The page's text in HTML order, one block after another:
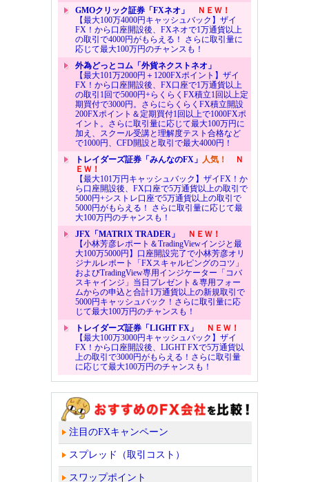
GMOクリック証券「FXネオ」
ＮＥＷ！
【最大100万4000円キャッシュバック】ザイ
FX！から口座開設後、FXネオで1万通貨以上
の取引で4000円がもらえる！ さらに取引量に
応じて最大100万円のチャンスも！
外為どっとコム「外貨ネクストネオ」
【最大101万2000円＋1200FXポイント】ザイ
FX！から口座開設後、FX口座で1万通貨以上
の取引1回で5000円+らくらくFX積立1回以上定
期買付で3000円。さらにらくらくFX積立開設
200FXポイント＆定期買付1回以上で1000FXポ
イント。さらに取引量に応じて最大100万円に
加え、スクール受講と理解度テスト合格など
で1000円、CFD開設と取引で最大4000円！
トレイダーズ証券「みんなのFX」 人気！
Ｎ
ＥＷ！
【最大101万円キャッシュバック】ザイFX！か
ら口座開設後、FX口座で5万通貨以上の取引で
5000円+シストレ口座で5万通貨以上の取引で
5000円がもらえる！ さらに取引量に応じて最
大100万円のチャンスも！
JFX「MATRIX TRADER」
ＮＥＷ！
【小林芳彦レポート＆TradingViewインジと最
大100万5000円】口座開設完了で小林芳彦オリ
ジナルレポート「FXスキャルピングのコツ」
およびTradingView専用インジケーター「コバ
スキャインジ」当日プレゼント＆専用フォー
ムからの申込と合計1万通貨以上の新規取引で
5000円キャッシュバック！さらに取引量に応
じて最大100万円のチャンスも！
トレイダーズ証券「LIGHT FX」
ＮＥＷ！
【最大100万3000円キャッシュバック】ザイ
FX！から口座開設後、LIGHT FXで5万通貨以
上の取引で3000円がもらえる！さらに取引量
に応じて最大100万円のチャンスも！
注目のFXキャンペーン
スプレッド（取引コスト）
スワップポイント